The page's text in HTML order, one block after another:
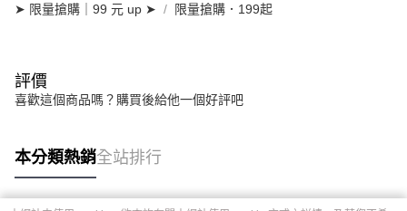
➤ 限量搶購｜99 元 up ➤ 限量搶購．199起
評價
喜歡這個商品嗎？購買後給他一個好評吧
本分類熱銷全站排行